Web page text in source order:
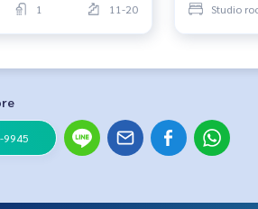
1 11-20
Studio
9945